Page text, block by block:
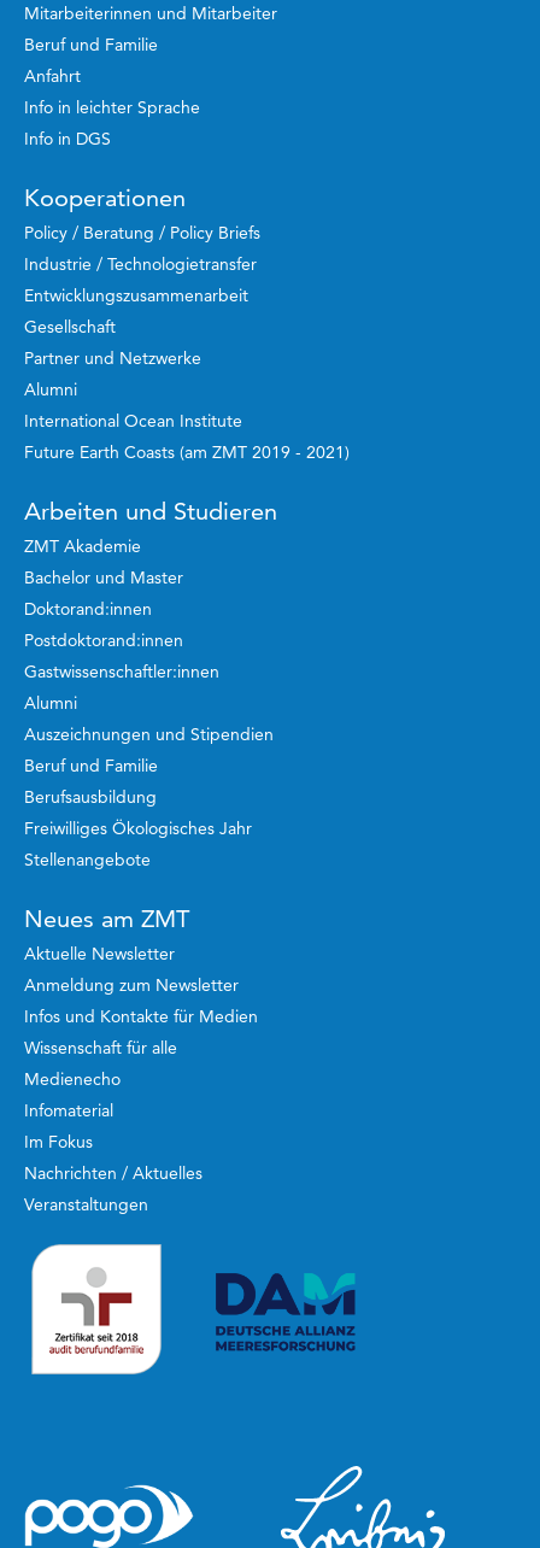
Mitarbeiterinnen und Mitarbeiter
Beruf und Familie
Anfahrt
Info in leichter Sprache
Info in DGS
Kooperationen
Policy / Beratung / Policy Briefs
Industrie / Technologietransfer
Entwicklungszusammenarbeit
Gesellschaft
Partner und Netzwerke
Alumni
International Ocean Institute
Future Earth Coasts (am ZMT 2019 - 2021)
Arbeiten und Studieren
ZMT Akademie
Bachelor und Master
Doktorand:innen
Postdoktorand:innen
Gastwissenschaftler:innen
Alumni
Auszeichnungen und Stipendien
Beruf und Familie
Berufsausbildung
Freiwilliges Ökologisches Jahr
Stellenangebote
Neues am ZMT
Aktuelle Newsletter
Anmeldung zum Newsletter
Infos und Kontakte für Medien
Wissenschaft für alle
Medienecho
Infomaterial
Im Fokus
Nachrichten / Aktuelles
Veranstaltungen